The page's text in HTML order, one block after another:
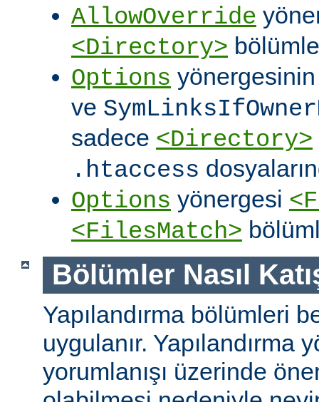
AllowOverride
<Directory>
Options
ve
sadece <Directory>
.htaccess
Options yönergesi
<FilesMatch>
Bölümler Nasıl
Yapılandırma bölümleri
uygulanır. Yapılandırma
yorumlanışı üzerinde